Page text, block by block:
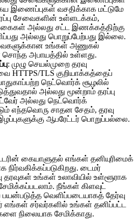
இணைப்புகள் வசதிக்காக மட்டுமே
சேவைகளின் உள்ளடக்கம்,
அல்லது சட்ட இணக்கத்திற்கு
அல்லது பொறுப்பேற்பது இல்லை.
உங்கள் அணுகல்
சொந்த அபாயத்தில் உள்ளது.
: முழு செயல்முறை தரவு
HTTPS/TLS குறியாக்கத்தைப்
நெட்வொர்க் சூழலில்
அல்லது மூன்றாம் தரப்பு
அல்லது நெட்வொர்க்
எந்தவொரு சாதன சேதம், தரவு
ஆபரேட்டர் பொறுப்பல்லை.
கையாளுதல் எங்கள் தனியுரிமைக்
டைமர்
தரவுகள் உங்கள் உலாவியில் உள்ளூராக
நீங்கள் கிளவுட்
வெளிப்படையாகத் தேர்வு
எங்கள் சர்வர்களில் உங்கள் தனிப்பட்ட
நிலையாக சேமிக்காது.